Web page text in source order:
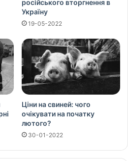
російського вторгнення в
Україну
19-05-2022
Ціни на свиней: чого
очікувати на початку
лютого?
30-01-2022